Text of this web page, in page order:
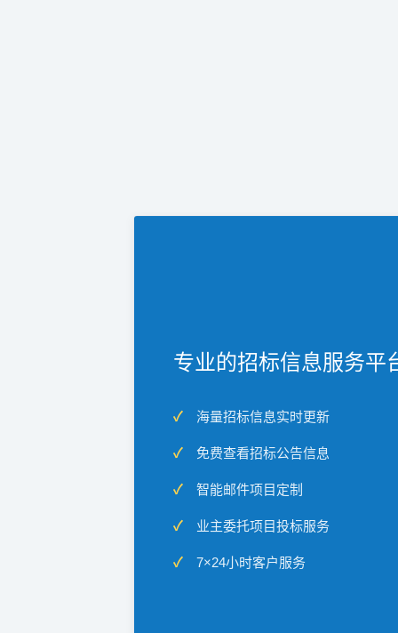
专业的招标信息服务平
海量招标信息实时更新
免费查看招标公告信息
智能邮件项目定制
业主委托项目投标服务
7×24小时客户服务